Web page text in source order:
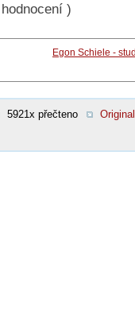
hodnocení )
Egon Schiele -
5921x přečteno
Original